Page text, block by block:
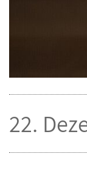
22.